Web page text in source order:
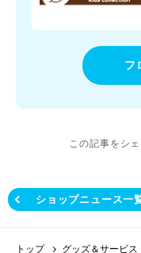
フ
この記事をシ
ショップニュース一
トップ グッズ＆サービス